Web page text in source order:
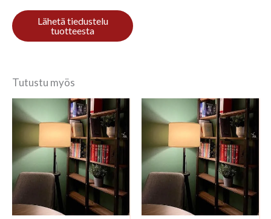
Kirjoita ensimmäinen arvio
Sinun on
kirjoittaa arvioinnin.
Tutustu myös